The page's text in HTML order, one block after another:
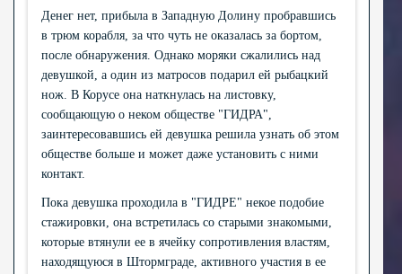
Денег нет, прибыла в Западную Долину пробравшись
в трюм корабля, за что чуть не оказалась за бортом,
после обнаружения. Однако моряки сжалились над
девушкой, а один из матросов подарил ей рыбацкий
нож. В Корусе она наткнулась на листовку,
сообщающую о неком обществе "ГИДРА",
заинтересовавшись ей девушка решила узнать об этом
обществе больше и может даже установить с ними
контакт.
Пока девушка проходила в "ГИДРЕ" некое подобие
стажировки, она встретилась со старыми знакомыми,
которые втянули ее в ячейку сопротивления властям,
находящуюся в Штормграде, активного участия в ее